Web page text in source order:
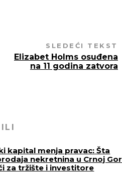
SLEDEĆI TEKST
Elizabet Holms osuđena
na 11 godina zatvora
kapital menja pravac: Šta
nekretnina u Crnoj
za tržište i investitore